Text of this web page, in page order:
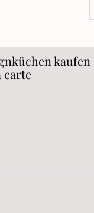
kaufen
carte